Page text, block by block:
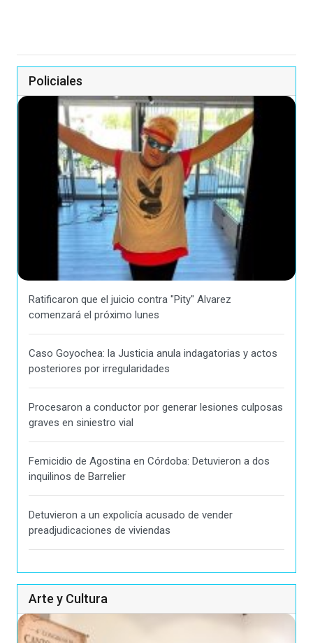
Policiales
Ratificaron que el juicio contra "Pity" Alvarez
comenzará el próximo lunes
Caso Goyochea: la Justicia anula indagatorias y actos
posteriores por irregularidades
Procesaron a conductor por generar lesiones culposas
graves en siniestro vial
Femicidio de Agostina en Córdoba: Detuvieron a dos
inquilinos de Barrelier
Detuvieron a un expolicía acusado de vender
preadjudicaciones de viviendas
Arte y Cultura